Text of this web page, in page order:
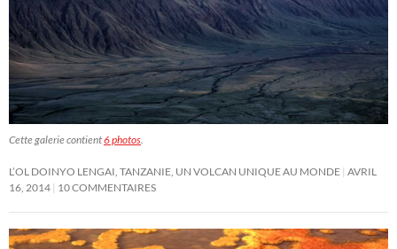
Cette galerie contient6 photos
L’OL DOINYO LENGAI, TANZANIE, UN VOLCAN UNIQUE AU MONDE AVRIL
16, 2014 10 COMMENTAIRES